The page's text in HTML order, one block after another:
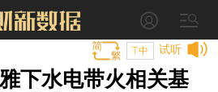
试听
T中
下水电带火相关基